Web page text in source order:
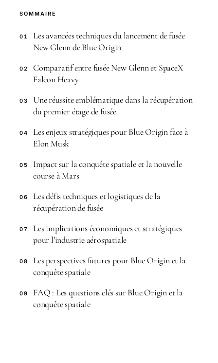
SOMMAIRE
01
Les avancées techniques du lancement de fusée
New Glenn de Blue Origin
02
Comparatif entre fusée New Glenn et SpaceX
Falcon Heavy
03
Une réussite emblématique dans la récupération
du premier étage de fusée
04
Les enjeux stratégiques pour Blue Origin face à
Elon Musk
05
Impact sur la conquête spatiale et la nouvelle
course à Mars
06
Les défis techniques et logistiques de la
récupération de fusée
07
Les implications économiques et stratégiques
pour l’industrie aérospatiale
08
Les perspectives futures pour Blue Origin et la
conquête spatiale
09
FAQ : Les questions clés sur Blue Origin et la
conquête spatiale